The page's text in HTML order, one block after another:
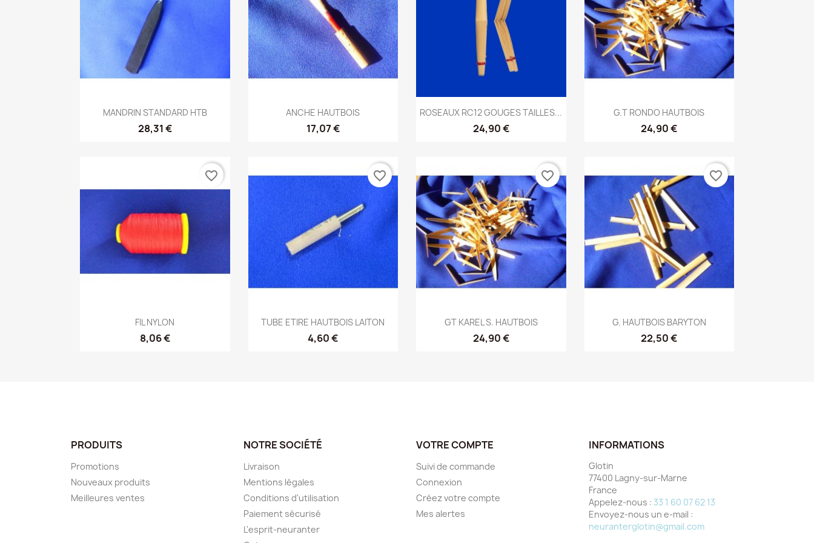
Aperçu rapide
MANDRIN STANDARD HTB
28,31 €
Aperçu rapide
ANCHE HAUTBOIS
17,07 €
Aperçu rapide
ROSEAUX RC12 GOUGES TAILLES...
24,90 €
Aperçu rapide
G.T RONDO HAUTBOIS
24,90 €
Aperçu rapide
FIL NYLON
8,06 €
favorite_border
Aperçu rapide
TUBE ETIRE HAUTBOIS LAITON
4,60 €
favorite_border
Aperçu rapide
GT KAREL S. HAUTBOIS
24,90 €
favorite_border
Aperçu rapide
G. HAUTBOIS BARYTON
22,50 €
favorite_border
PRODUITS
Promotions
Nouveaux produits
Meilleures ventes
NOTRE SOCIÉTÉ
Livraison
Mentions légales
Conditions d'utilisation
Paiement sécurisé
L'esprit-neuranter
VOTRE COMPTE
Suivi de commande
Connexion
Créez votre compte
Mes alertes
INFORMATIONS
Glotin
77400 Lagny-sur-Marne
France
Appelez-nous : 33 1 60 07 62 13
Envoyez-nous un e-mail :
neuranterglotin@gmail.com